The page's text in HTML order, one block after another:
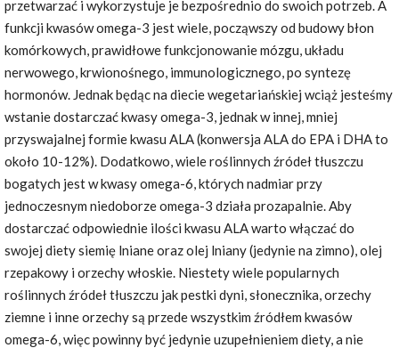
przetwarzać i wykorzystuje je bezpośrednio do swoich potrzeb. A
funkcji kwasów omega-3 jest wiele, począwszy od budowy błon
komórkowych, prawidłowe funkcjonowanie mózgu, układu
nerwowego, krwionośnego, immunologicznego, po syntezę
hormonów. Jednak będąc na diecie wegetariańskiej wciąż jesteśmy
wstanie dostarczać kwasy omega-3, jednak w innej, mniej
przyswajalnej formie kwasu ALA (konwersja ALA do EPA i DHA to
około 10-12%). Dodatkowo, wiele roślinnych źródeł tłuszczu
bogatych jest w kwasy omega-6, których nadmiar przy
jednoczesnym niedoborze omega-3 działa prozapalnie. Aby
dostarczać odpowiednie ilości kwasu ALA warto włączać do
swojej diety siemię lniane oraz olej lniany (jedynie na zimno), olej
rzepakowy i orzechy włoskie. Niestety wiele popularnych
roślinnych źródeł tłuszczu jak pestki dyni, słonecznika, orzechy
ziemne i inne orzechy są przede wszystkim źródłem kwasów
omega-6, więc powinny być jedynie uzupełnieniem diety, a nie